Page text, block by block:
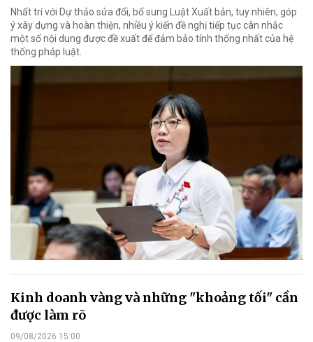
Nhất trí với Dự thảo sửa đổi, bổ sung Luật Xuất bản, tuy nhiên, góp
ý xây dựng và hoàn thiện, nhiều ý kiến đề nghị tiếp tục cân nhắc
một số nội dung được đề xuất để đảm bảo tính thống nhất của hệ
thống pháp luật.
Kinh doanh vàng và những "khoảng tối" cần
được làm rõ
09/08/2026 15:00